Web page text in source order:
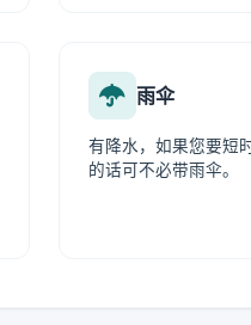
雨伞
有降水，如果您要短
的话可不必带雨伞。